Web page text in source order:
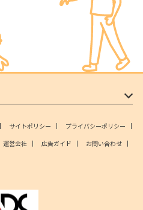
サイトポリシー
プライバシーポリシー
運営会社 広告ガイド
お問い合わせ